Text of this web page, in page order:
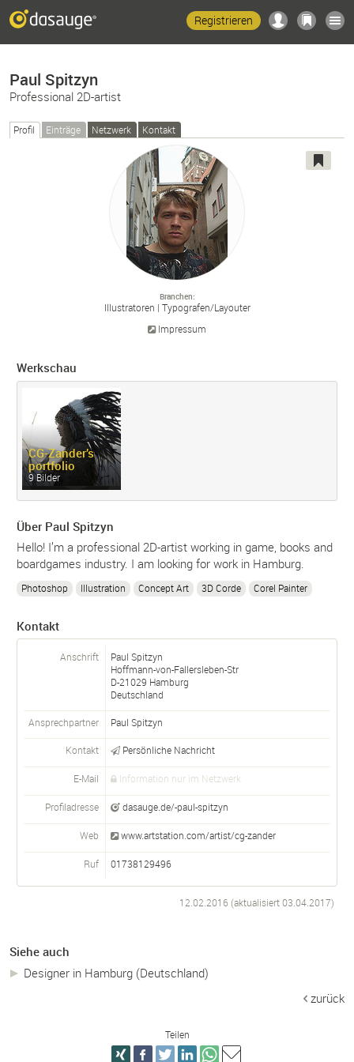
Registrieren
Paul Spitzyn
Professional 2D-artist
Profil Einträge Netzwerk Kontakt
Branchen
Illustratoren Typografen/Layouter
Impressum
Werkschau
CG-Zander’s
portfolio
9 Bilder
Über Paul Spitzyn
Hello! I’m a professional 2D-artist working in game, books and
boardgames industry. I am looking for work in Hamburg.
Photoshop Illustration Concept Art 3D Corde Corel Painter
Kontakt
Anschrift
Paul Spitzyn
Hoffmann-von-Fallersleben-Str
D-21029 Hamburg
Deutschland
Ansprechpartner Paul Spitzyn
Kontakt Persönliche Nachricht
E-Mail Information nur im Netzwerk
Profiladresse dasauge.de/-paul-spitzyn
Web www.artstation.com/artist/cg-zander
Ruf 01738129496
12.02.2016 (aktualisiert03.04.2017)
Siehe auch
Designer in Hamburg (Deutschland)
zurück
Teilen